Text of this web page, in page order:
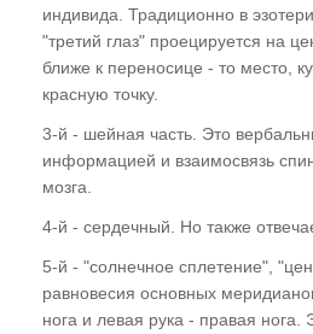
индивида. Традиционно в
"третий глаз" проецируется на
ближе к переносице - то место,
красную точку.
3-й - шейная часть. Это
информацией и взаимосвязь
мозга.
4-й - сердечный. Но также
5-й - "солнечное сплетение",
равновесия основных
нога и левая рука - правая нога.